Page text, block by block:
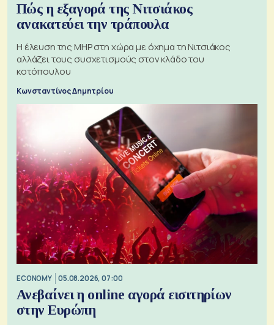
Πώς η εξαγορά της Νιτσιάκος
ανακατεύει την τράπουλα
H έλευση της MHP στη χώρα με όχημα τη Νιτσιάκος
αλλάζει τους συσχετισμούς στον κλάδο του
κοτόπουλου
Κωνσταντίνος Δημητρίου
ECONOMY 05.08.2026, 07:00
Ανεβαίνει η online αγορά εισιτηρίων
στην Ευρώπη